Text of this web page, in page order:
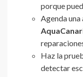
porque
Agenda
Haz la
detectar